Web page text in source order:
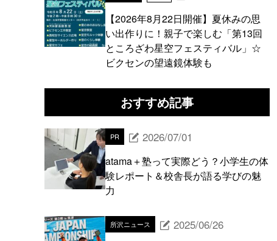
【2026年8月22日開催】夏休みの思
い出作りに！親子で楽しむ「第13回
ところざわ星空フェスティバル」☆
ビクセンの望遠鏡体験も
おすすめ記事
PR 2026/07/01
atama＋塾って実際どう？小学生の体
験レポート＆校舎長が語る学びの魅
力
所沢ニュース 2025/06/26